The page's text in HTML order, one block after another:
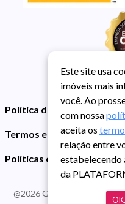
Política de Privacidade
Termos e Condições de
Políticas de Cookies
@2026Guarida Imóvel.
Este site usa
imóveis mais
você. Ao
com nossa
aceita os
relação entre
estabelecendo
da